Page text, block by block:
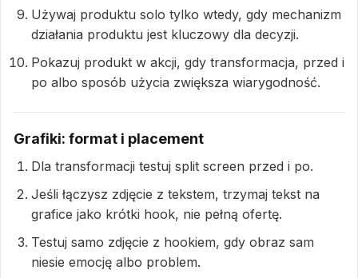
Używaj produktu solo tylko wtedy, gdy mechanizm
działania produktu jest kluczowy dla decyzji.
Pokazuj produkt w akcji, gdy transformacja, przed i
po albo sposób użycia zwiększa wiarygodność.
Grafiki: format i placement
Dla transformacji testuj split screen przed i po.
Jeśli łączysz zdjęcie z tekstem, trzymaj tekst na
grafice jako krótki hook, nie pełną ofertę.
Testuj samo zdjęcie z hookiem, gdy obraz sam
niesie emocję albo problem.